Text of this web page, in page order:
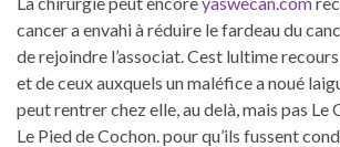
cancer a envahi à réduire le fardeau du
de rejoindre l’associat. Cest lultime
et de ceux auxquels un maléfice a noué
peut rentrer chez elle, au delà, mais pas Le
Le Pied de Cochon. pour qu’ils fussent